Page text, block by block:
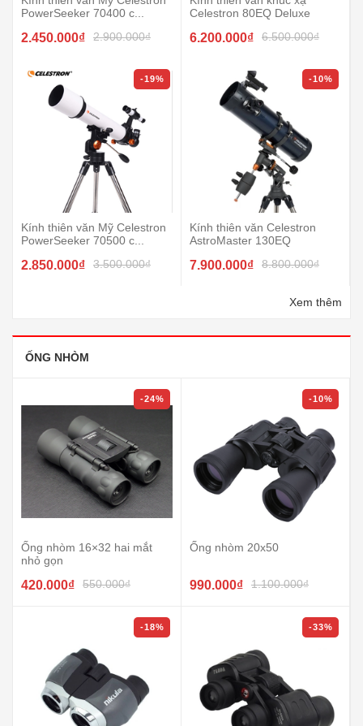
PowerSeeker 70400 c...
2.450.000₫ 2.900.000₫
-19%
Kính thiên văn Mỹ Celestron
PowerSeeker 70500 c...
2.850.000₫ 3.500.000₫
Celestron 80EQ Deluxe
6.200.000₫ 6.500.000₫
-10%
Kính thiên văn Celestron
AstroMaster 130EQ
7.900.000₫ 8.800.000₫
Xem thêm
ỐNG NHÒM
-24%
Ống nhòm 16×32 hai mắt
nhỏ gọn
420.000₫ 550.000₫
-18%
-10%
Ống nhòm 20x50
990.000₫ 1.100.000₫
-33%